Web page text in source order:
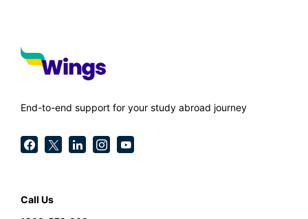
End-to-end support for your study abroad journey
Call Us